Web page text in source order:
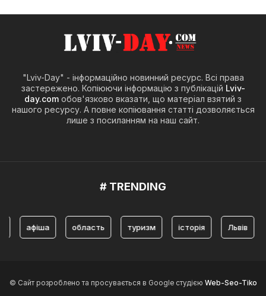
"Lviv-Day" - інформаційно новинний ресурс. Всі права
застережено. Копіюючи інформацію з публікацій Lviv-
day.com обов'язково вказати, що матеріал взятий з
нашого ресурсу. А повне копіювання статті дозволяється
лише з посиланням на наш сайт.
# TRENDING
область туризм історія Львів
© Сайт розроблено та просувається в Google студією Web-Seo-Tiko